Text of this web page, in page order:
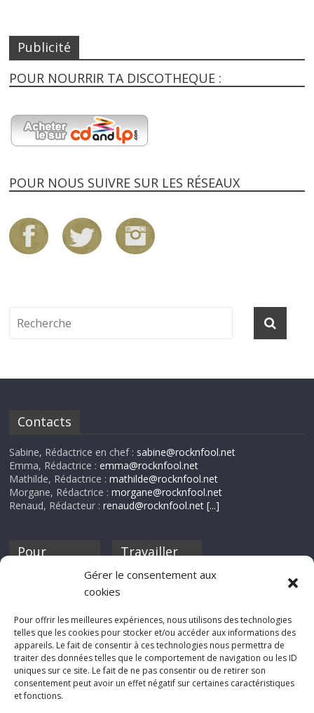
Gérer le consentement aux
cookies
Pour offrir les meilleures expériences, nous utilisons des technologies
telles que les cookies pour stocker et/ou accéder aux informations des
appareils. Le fait de consentir à ces technologies nous permettra de
traiter des données telles que le comportement de navigation ou les ID
uniques sur ce site. Le fait de ne pas consentir ou de retirer son
consentement peut avoir un effet négatif sur certaines caractéristiques
et fonctions.
Publicité
POUR NOURRIR TA DISCOTHEQUE :
POUR NOUS SUIVRE SUR LES RÉSEAUX
Contacts
Sabine, Rédactrice en chef : sabine@rocknfool.net
Emma, Rédactrice :emma@rocknfool.net
Mathilde, Rédactrice :mathilde@rocknfool.net
Morgane, Rédactrice :morgane@rocknfool.net
Renaud, Rédacteur :renaud@rocknfool.net [...]
Pour
discothèque
Travailler
Si tu souhaites
Rocknfool, n'hésite
pas à nous envoyer
tes chroniques de
concerts, de films,
séries ou des billets
d'humeur :